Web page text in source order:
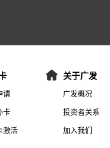
请
卡
激活
关于广发
广发概况
投资者关系
加入我们